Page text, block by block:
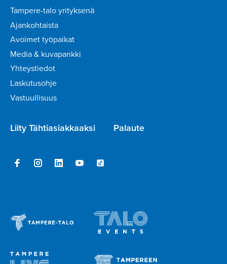
Tampere-talo yrityksenä
Ajankohtaista
Avoimet työpaikat
Media & kuvapankki
Yhteystiedot
Laskutusohje
Vastuullisuus
Liity Tähtiasiakkaaksi Palaute